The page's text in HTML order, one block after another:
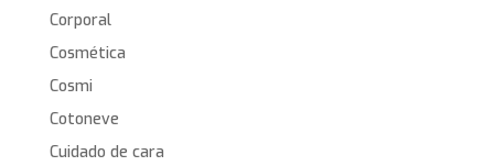
Corporal
Cosmética
Cosmi
Cotoneve
Cuidado de cara